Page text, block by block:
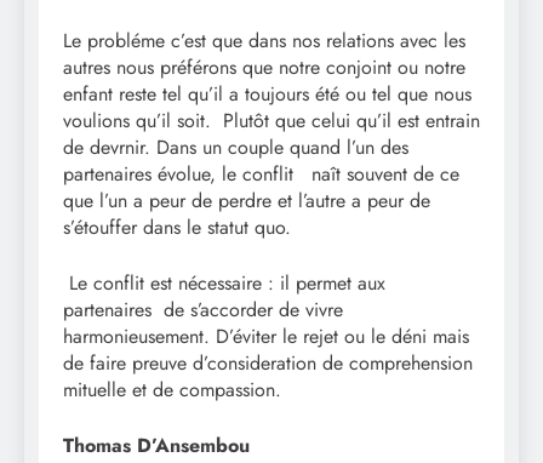
Le probléme c’est que dans nos relations avec les
autres nous préférons que notre conjoint ou notre
enfant reste tel qu’il a toujours été ou tel que nous
voulions qu’il soit. Plutôt que celui qu’il est entrain
de devrnir. Dans un couple quand l’un des
partenaires évolue, le conflit naît souvent de ce
que l’un a peur de perdre et l’autre a peur de
s’étouffer dans le statut quo.
Le conflit est nécessaire : il permet aux
partenaires de s’accorder de vivre
harmonieusement. D’éviter le rejet ou le déni mais
de faire preuve d’consideration de comprehension
mituelle et de compassion.
Thomas D’Ansembou